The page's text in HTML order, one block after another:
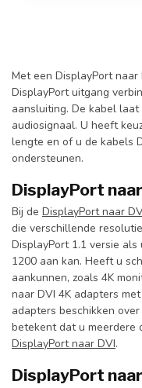
Met een DisplayPort
DisplayPort uitgang
aansluiting. De kabel
audiosignaal. U heeft
lengte en of u de kabels
ondersteunen.
DisplayPort
Bij de DisplayPort naar
die verschillende
DisplayPort 1.1 versie
1200 aan kan. Heeft u
aankunnen, zoals 4K
naar DVI 4K adapters
adapters beschikken
betekent dat u meerdere
DisplayPort naar DVI.
DisplayPort